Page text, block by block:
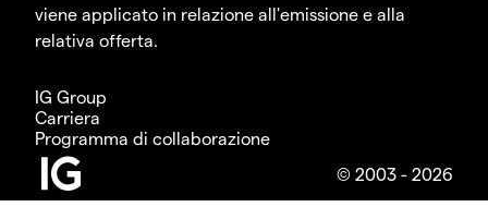
viene applicato in relazione all'emissione e alla
relativa offerta.
IG Group
Carriera
Programma di collaborazione
© 2003 - 2026